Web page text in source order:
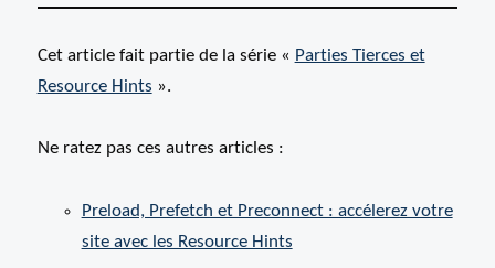
Cet article fait partie de la série « Parties Tierces et
Resource Hints ».
Ne ratez pas ces autres articles :
Preload, Prefetch et Preconnect : accélerez votre
site avec les Resource Hints